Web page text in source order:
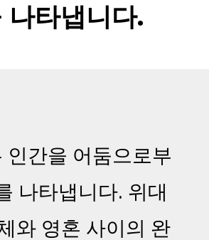
타냅니다.
간을 어둠으로부
나타냅니다. 위대
와 영혼 사이의 완